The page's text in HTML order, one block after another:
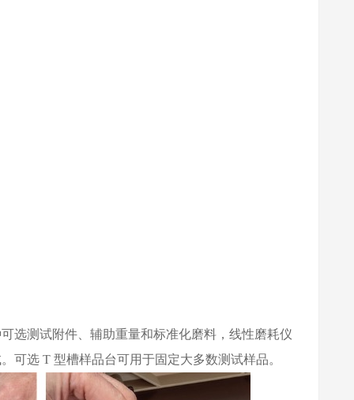
选测试附件、辅助重量和标准化磨料，线性磨耗仪
可选 T 型槽样品台可用于固定大多数测试样品。